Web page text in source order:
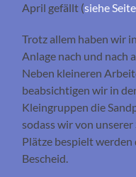
April gefällt (siehe
Trotz allem haben wir
Anlage nach und nach
Neben kleineren
beabsichtigen wir in
Kleingruppen die
sodass wir von
Plätze bespielt
Bescheid.